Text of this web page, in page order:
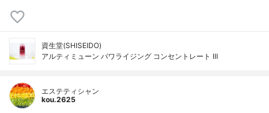
資生堂(SHISEIDO)
アルティミューン パワライジング コンセントレート III
エステティシャン
kou.2625